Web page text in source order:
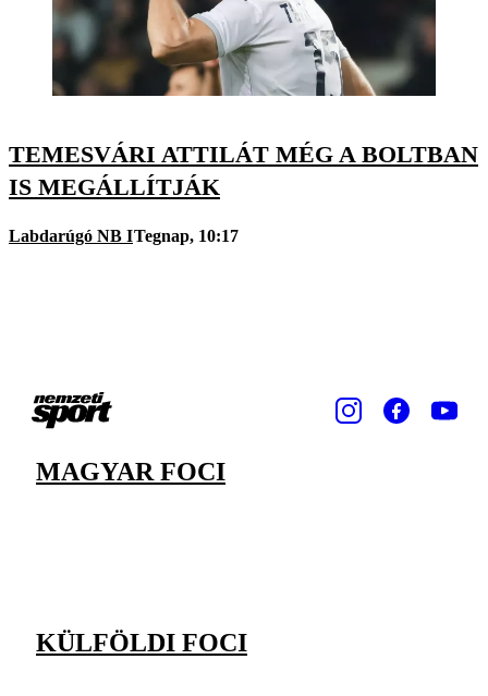
TEMESVÁRI ATTILÁT MÉG A BOLTBAN
IS MEGÁLLÍTJÁK
Labdarúgó NB ITegnap, 10:17
MAGYAR FOCI
KÜLFÖLDI FOCI